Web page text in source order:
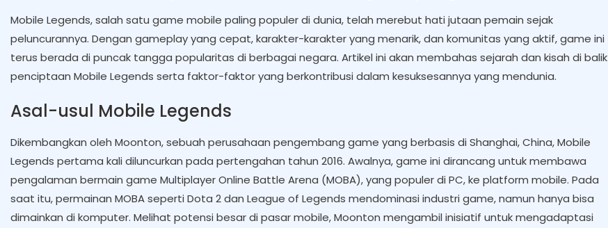
Mobile Legends, salah satu game mobile paling populer di dunia, telah merebut hati jutaan pemain sejak
peluncurannya. Dengan gameplay yang cepat, karakter-karakter yang menarik, dan komunitas yang aktif, game ini
terus berada di puncak tangga popularitas di berbagai negara. Artikel ini akan membahas sejarah dan kisah di balik
penciptaan Mobile Legends serta faktor-faktor yang berkontribusi dalam kesuksesannya yang mendunia.
Asal-usul Mobile Legends
Dikembangkan oleh Moonton, sebuah perusahaan pengembang game yang berbasis di Shanghai, China, Mobile
Legends pertama kali diluncurkan pada pertengahan tahun 2016. Awalnya, game ini dirancang untuk membawa
pengalaman bermain game Multiplayer Online Battle Arena (MOBA), yang populer di PC, ke platform mobile. Pada
saat itu, permainan MOBA seperti Dota 2 dan League of Legends mendominasi industri game, namun hanya bisa
dimainkan di komputer. Melihat potensi besar di pasar mobile, Moonton mengambil inisiatif untuk mengadaptasi